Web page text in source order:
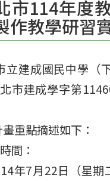
市114年度
作教學研習
建成國民中學（
市建成學字第
重點摘述如下：
間：
年7月22日（星期